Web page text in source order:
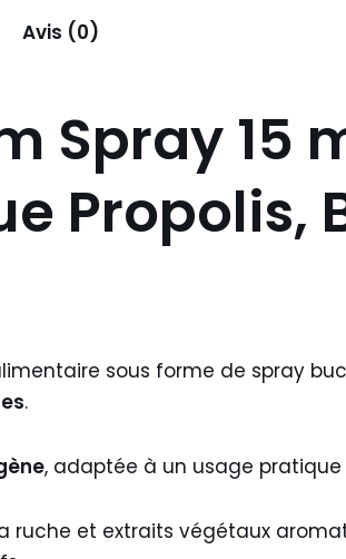
Avis (0)
Spray 15
Propolis,
sous forme de spray
.
, adaptée à un usage
ruche et extraits végétaux